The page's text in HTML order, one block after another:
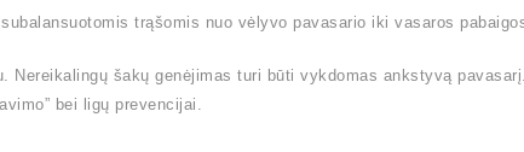
trąšomis nuo vėlyvo pavasario iki vasaros
Nereikalingų šakų genėjimas turi būti vykdomas ankstyvą
bei ligų prevencijai.